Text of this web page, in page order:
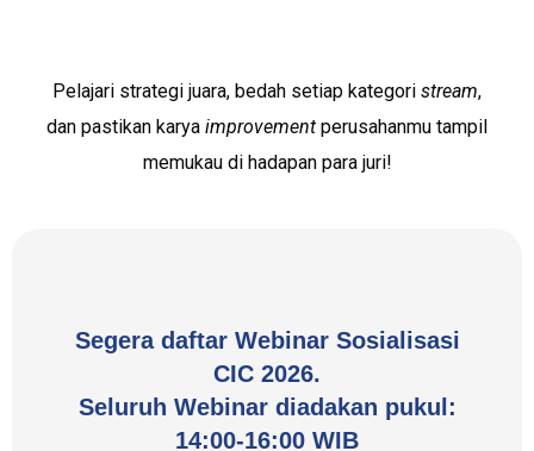
Pelajari strategi juara, bedah setiap kategori stream,
dan pastikan karya improvement perusahanmu tampil
memukau di hadapan para juri!
Segera daftar Webinar Sosialisasi
CIC 2026.
Seluruh Webinar diadakan pukul:
14:00-16:00 WIB